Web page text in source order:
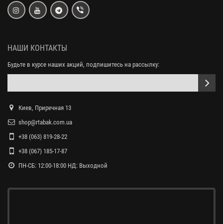
НАШИ КОНТАКТЫ
Будьте в курсе наших акций, подпишитесь на рассылку:
Киев, Приречная 13
shop@rtabak.com.ua
+38 (063) 819-28-22
+38 (067) 185-17-87
ПН-СБ: 12:00-18:00 НД: Выходной